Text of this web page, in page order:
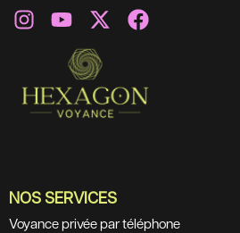
NOS SERVICES
Voyance privée par téléphone